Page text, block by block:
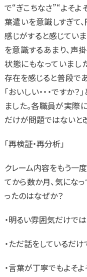
で“ぎこちなさ”“よそよ
葉遣いを意識しすぎて
感じがすると感じてい
を意識するあまり、声
状態にもなっていまし
存在を感じると普段であ
「おいしい・・・ですか
ました。各職員が実際
だけが問題ではないと
「再検証・再分析」
クレーム内容をもう一度
てから数か月、気にな
ったのはなぜか？
・明るい雰囲気だけでは
・ただ話をしているだ
・言葉が丁寧でもよそよ